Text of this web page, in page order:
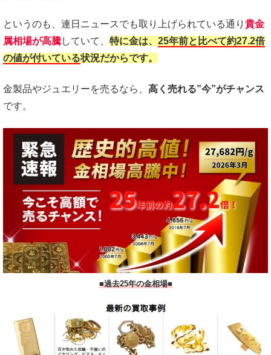
というのも、連日ニュースでも取り上げられている通り 貴金
属相場が高騰していて、 特に金は、 25年前と比べて約27.2倍
の値が付いている状況だからです。
金製品やジュエリーを売るなら、 高く売れる”今”がチャンス
です。
■過去25年の金相場■